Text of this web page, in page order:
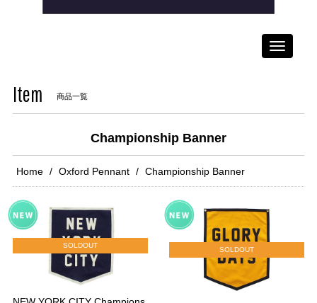
Toggle
Item 商品一覧
Championship Banner
Home Oxford Pennant Championship Banner
SOLDOUT
SOLDOUT